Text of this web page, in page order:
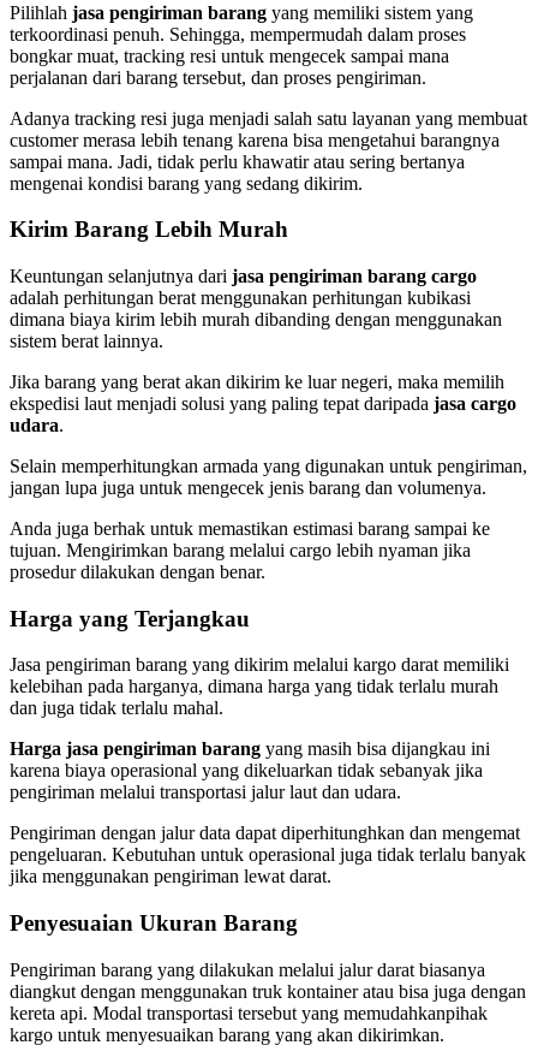
Pilihlah jasa pengiriman barang yang memiliki sistem yang
terkoordinasi penuh. Sehingga, mempermudah dalam proses
bongkar muat, tracking resi untuk mengecek sampai mana
perjalanan dari barang tersebut, dan proses pengiriman.
Adanya tracking resi juga menjadi salah satu layanan yang membuat
customer merasa lebih tenang karena bisa mengetahui barangnya
sampai mana. Jadi, tidak perlu khawatir atau sering bertanya
mengenai kondisi barang yang sedang dikirim.
Kirim Barang Lebih Murah
Keuntungan selanjutnya dari jasa pengiriman barang cargo
adalah perhitungan berat menggunakan perhitungan kubikasi
dimana biaya kirim lebih murah dibanding dengan menggunakan
sistem berat lainnya.
Jika barang yang berat akan dikirim ke luar negeri, maka memilih
ekspedisi laut menjadi solusi yang paling tepat daripada jasa cargo
udara.
Selain memperhitungkan armada yang digunakan untuk pengiriman,
jangan lupa juga untuk mengecek jenis barang dan volumenya.
Anda juga berhak untuk memastikan estimasi barang sampai ke
tujuan. Mengirimkan barang melalui cargo lebih nyaman jika
prosedur dilakukan dengan benar.
Harga yang Terjangkau
Jasa pengiriman barang yang dikirim melalui kargo darat memiliki
kelebihan pada harganya, dimana harga yang tidak terlalu murah
dan juga tidak terlalu mahal.
Harga jasa pengiriman barang yang masih bisa dijangkau ini
karena biaya operasional yang dikeluarkan tidak sebanyak jika
pengiriman melalui transportasi jalur laut dan udara.
Pengiriman dengan jalur data dapat diperhitunghkan dan mengemat
pengeluaran. Kebutuhan untuk operasional juga tidak terlalu banyak
jika menggunakan pengiriman lewat darat.
Penyesuaian Ukuran Barang
Pengiriman barang yang dilakukan melalui jalur darat biasanya
diangkut dengan menggunakan truk kontainer atau bisa juga dengan
kereta api. Modal transportasi tersebut yang memudahkanpihak
kargo untuk menyesuaikan barang yang akan dikirimkan.